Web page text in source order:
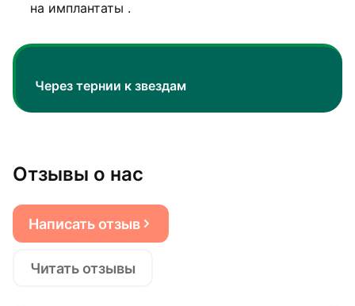
на имплантаты .
Через тернии к звездам
Отзывы о нас
Написать отзыв
Читать отзывы